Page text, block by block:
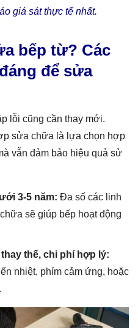
giá sát thực tế nhất.
bếp từ? Các
để sửa
lỗi cũng cần thay mới.
sửa chữa là lựa chọn hợp
vẫn đảm bảo hiệu quả sử
3-5 năm: Đa số các linh
sẽ giúp bếp hoạt động
thế, chi phí hợp lý:
nhiệt, phím cảm ứng, hoặc